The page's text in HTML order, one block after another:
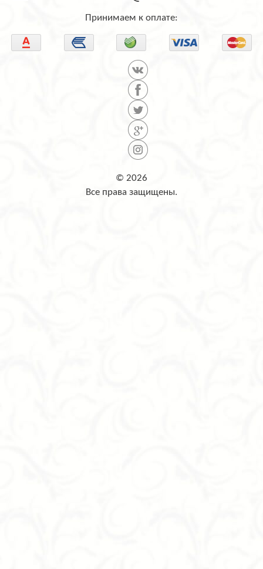
Принимаем к оплате:
© 2026
Все права защищены.